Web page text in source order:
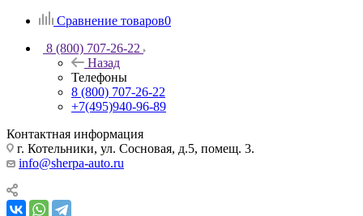
Сравнение товаров0
8 (800) 707-26-22
Назад
Телефоны
8 (800) 707-26-22
+7(495)940-96-89
Контактная информация
г. Котельники, ул. Сосновая, д.5, помещ. 3.
info@sherpa-auto.ru